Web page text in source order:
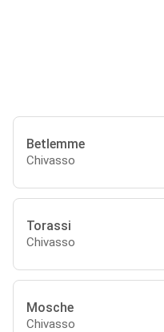
Betlemme
Chivasso
Torassi
Chivasso
Mosche
Chivasso